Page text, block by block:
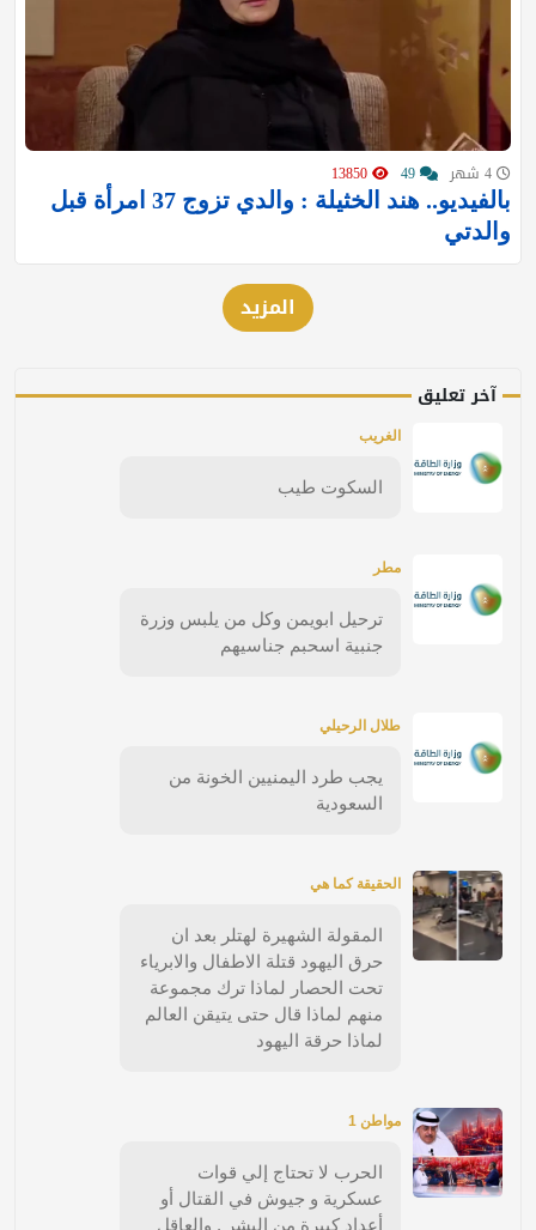
بالفيديو.. هند الخثيلة : والدي تزوج 37 امرأة قبل
والدتي
المزيد
آخر تعليق
الغريب
السكوت طيب
مطر
ترحيل ابويمن وكل من يلبس وزرة
جنبية اسحبم جناسيهم
طلال الرحيلي
يجب طرد اليمنيين الخونة من
السعودية
الحقيقة كما هي
المقولة الشهيرة لهتلر بعد ان
حرق اليهود قتلة الاطفال والابرياء
تحت الحصار لماذا ترك مجموعة
منهم لماذا قال حتى يتيقن العالم
لماذا حرقة اليهود
مواطن 1
الحرب لا تحتاج إلي قوات
عسكرية و جيوش في القتال أو
أعداد كبيرة من البشر . والعاقل